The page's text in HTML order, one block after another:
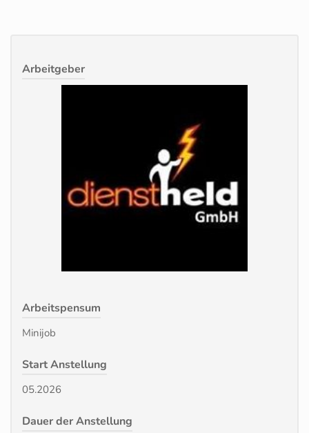
Arbeitgeber
Arbeitspensum
Minijob
Start Anstellung
05.2026
Dauer der Anstellung